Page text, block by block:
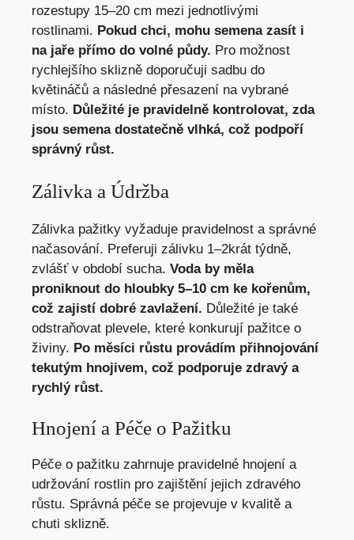
rozestupy 15–20 cm mezi jednotlivými
rostlinami. Pokud chci, mohu semena zasít i
na jaře přímo do volné půdy. Pro možnost
rychlejšího sklizně doporučuji sadbu do
květináčů a následné přesazení na vybrané
místo. Důležité je pravidelně kontrolovat, zda
jsou semena dostatečně vlhká, což podpoří
správný růst.
Zálivka a Údržba
Zálivka pažitky vyžaduje pravidelnost a správné
načasování. Preferuji zálivku 1–2krát týdně,
zvlášť v období sucha. Voda by měla
proniknout do hloubky 5–10 cm ke kořenům,
což zajistí dobré zavlažení. Důležité je také
odstraňovat plevele, které konkurují pažitce o
živiny. Po měsíci růstu provádím přihnojování
tekutým hnojivem, což podporuje zdravý a
rychlý růst.
Hnojení a Péče o Pažitku
Péče o pažitku zahrnuje pravidelné hnojení a
udržování rostlin pro zajištění jejich zdravého
růstu. Správná péče se projevuje v kvalitě a
chuti sklizně.